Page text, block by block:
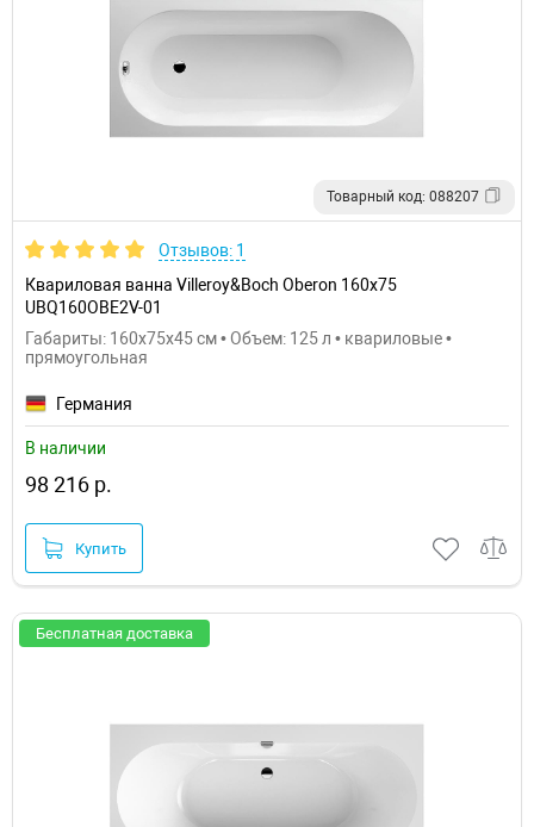
Товарный код: 088207
Отзывов: 1
Квариловая ванна Villeroy&Boch Oberon 160x75
UBQ160OBE2V-01
Габариты: 160x75x45 см • Объем: 125 л • квариловые •
прямоугольная
Германия
В наличии
98 216 р.
Купить
Бесплатная доставка